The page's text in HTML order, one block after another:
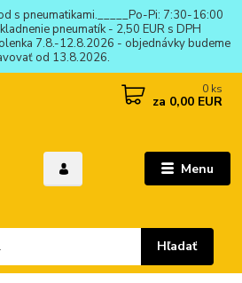
s pneumatikami._____Po-Pi: 7:30-16:00
pneumatík - 2,50 EUR s DPH
7.8.-12.8.2026 - objednávky budeme
od 13.8.2026.
Menu
Hľadať
0 ks
za 0,00 EUR